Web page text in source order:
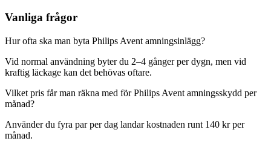
Vanliga frågor
Hur ofta ska man byta Philips Avent amningsinlägg?
Vid normal användning byter du 2–4 gånger per dygn, men vid
kraftig läckage kan det behövas oftare.
Vilket pris får man räkna med för Philips Avent amningsskydd per
månad?
Använder du fyra par per dag landar kostnaden runt 140 kr per
månad.